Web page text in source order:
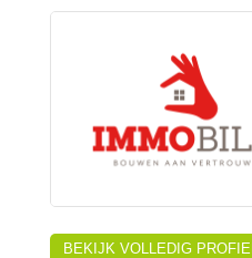
BEKIJK VOLLEDIG PROFIEL